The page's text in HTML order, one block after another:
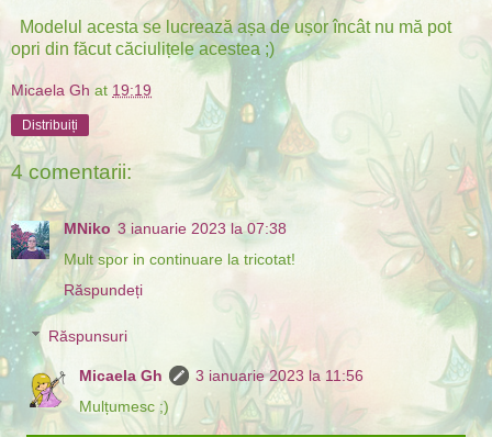
Modelul acesta se lucrează așa de ușor încât nu mă pot
opri din făcut căciulițele acestea ;)
Micaela Gh at 19:19
Distribuiți
4 comentarii:
MNiko 3 ianuarie 2023 la 07:38
Mult spor in continuare la tricotat!
Răspundeți
Răspunsuri
Micaela Gh
3 ianuarie 2023 la 11:56
Mulțumesc ;)